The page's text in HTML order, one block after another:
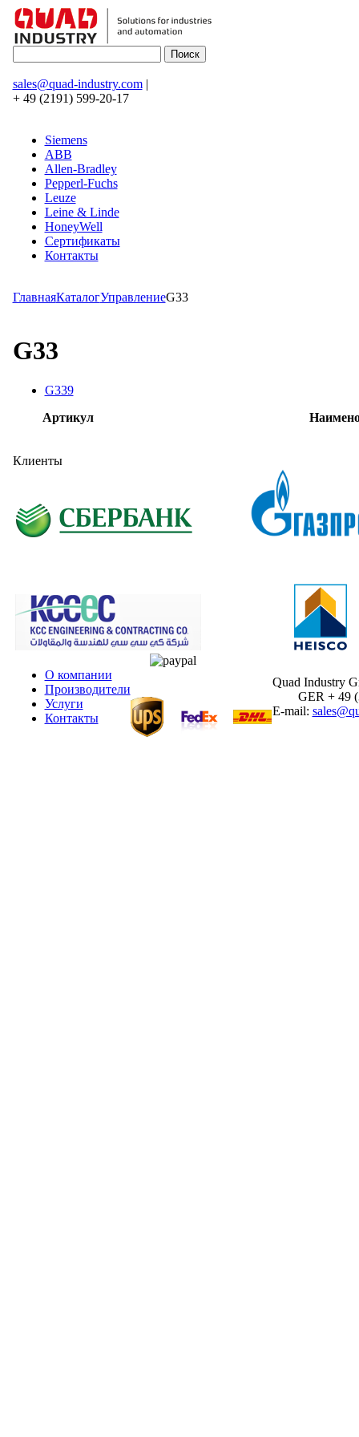
sales@quad-industry.com|
+ 49 (2191) 599-20-17
Siemens
ABB
Allen-Bradley
Pepperl-Fuchs
Leuze
Leine & Linde
HoneyWell
Сертификаты
Контакты
ГлавнаяКаталогУправлениеG33
G33
G339
Артикул
Клиенты
О компании
Производители
Услуги
Контакты
Quad Industry
GER + 49
E-mail: